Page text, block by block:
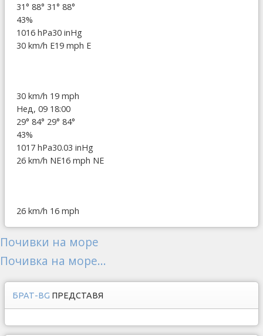
31° 88° 31° 88°
43%
1016 hPa30 inHg
30 km/h E19 mph E
30 km/h 19 mph
Нед, 09 18:00
29° 84° 29° 84°
43%
1017 hPa30.03 inHg
26 km/h NE16 mph NE
26 km/h 16 mph
Почивки на море
Почивка на море...
БРАТ-BG ПРЕДСТАВЯ